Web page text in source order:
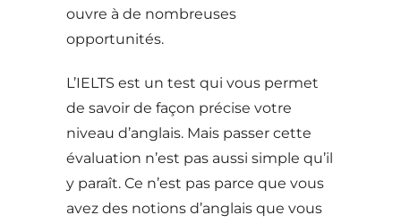
ouvre à de nombreuses
opportunités.
L’IELTS est un test qui vous permet
de savoir de façon précise votre
niveau d’anglais. Mais passer cette
évaluation n’est pas aussi simple qu’il
y paraît. Ce n’est pas parce que vous
avez des notions d’anglais que vous